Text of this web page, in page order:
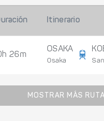
Itinerario
26m
OSAKA
Osaka
MOSTRAR MÁS